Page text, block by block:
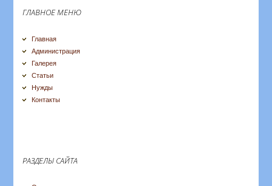
ГЛАВНОЕ МЕНЮ
Главная
Администрация
Галерея
Статьи
Нужды
Контакты
РАЗДЕЛЫ САЙТА